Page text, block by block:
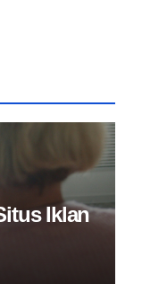
Iklan